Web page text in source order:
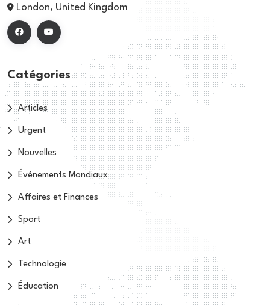
London, United Kingdom
Catégories
Articles
Urgent
Nouvelles
Événements Mondiaux
Affaires et Finances
Sport
Art
Technologie
Éducation